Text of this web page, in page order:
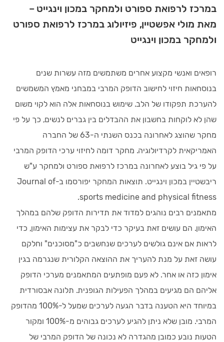
במרכז לרפואת ספורט ולמחקר במכון וינגייט –
מאת מולי אפשטיין, פיזיולוג במרכז לרפואת ספורט
ולמחקר במכון וינגייט
רופאים ואנשי מקצוע אחרים משתמשים מזה עשרות שנים
בנוסחאות חיזוי לחישוב הדופק המרבי במבחני מאמץ המשמשים
להערכת תפקודו של הלב. שימוש בנוסחאות אלה הוא לקוי משום
שהן לא לוקחות בחשבון את ההבדלים בין גברים לנשים, כך על פי
מחקר שהוצג לאחרונה בכנס השנתי ה-63 של החברה
האמריקאית לקרדיולוגיה. מחקר דומה לחיזוי ערכי הדופק המרבי
על פי גיל בוצע לאחרונה במרכז לרפואת ספורט ולמחקר ע"ש
ריבשטיין במכון וינגייט. תוצאות המחקר יפורסמו ב-Journal of
sports medicine and physical fitness.
מתאמנים רבים נוהגים למדוד את תדירות הדופק שלהם במהלך
האימון. הם עושים זאת בעיקר כדי לבקר את עצימות האימון, כדי
לראות אם אינם גולשים לערכים שנחשבים כ"מסוכנים" וחלקם
עושה זאת על מנת להעריך את ההוצאה הקלורית שנגרמה בגין
אימון כזה או אחר. לא פעם מופתעים המתאמנים מערכי הדופק
אליהם הם מגיעים במהלך הפעילות הגופנית. תלונה אבסורדית
במיוחד היא הטענה בדבר הגעה לערכים שמעל ל-100% מהדופק
המרבי. מובן שלא ניתן להגיע לערכים גבוהים מ-100% ומקור
הטעות נובע כמובן מהגדרה לא נכונה של הדופק המרבי של